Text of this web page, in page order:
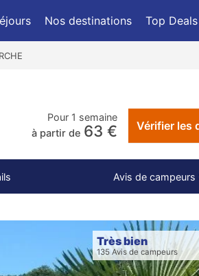
Nos destinations Top Deals
Pour 1 semaine
à partir de 63 € Vérifier les
Avis de campeurs
Très bien
135 Avis de campeurs